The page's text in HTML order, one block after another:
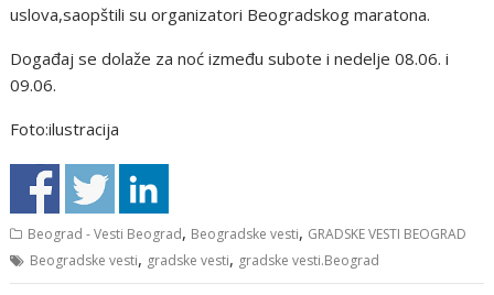
uslova,saopštili su organizatori Beogradskog maratona.
Dоgađaj se dolaže za nоć izmеđu subоtе i nеdеljе 08.06. i
09.06.
Foto:ilustracija
Beograd - Vesti Beograd, Beogradske vesti, GRADSKE VESTI BEOGRAD
Beogradske vesti, gradske vesti, gradske vesti.Beograd